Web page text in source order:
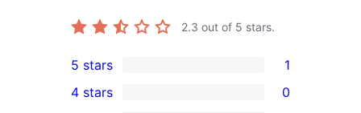
2.3 out of 5 stars.
1
5-
5 stars 1
4 stars
0